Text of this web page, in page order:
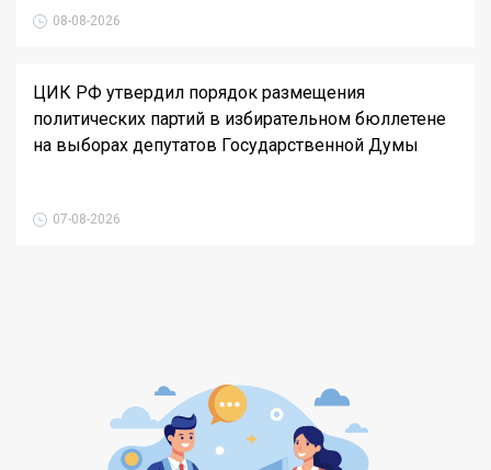
08-08-2026
ЦИК РФ утвердил порядок размещения
политических партий в избирательном бюллетене
на выборах депутатов Государственной Думы
07-08-2026